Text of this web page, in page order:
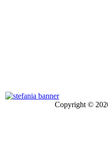
Copyright ©